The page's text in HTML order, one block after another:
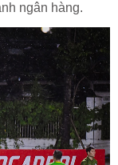
ngân hàng.